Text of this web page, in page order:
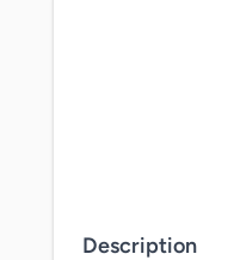
Description